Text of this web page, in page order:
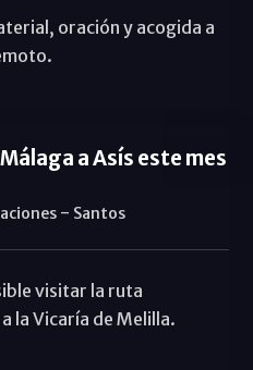
oración y acogida a
a Asís este mes
- Santos
visitar la ruta
la Vicaría de Melilla.